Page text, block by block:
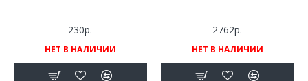
230р.
НЕТ В НАЛИЧИИ
2762р.
НЕТ В НАЛИЧИИ